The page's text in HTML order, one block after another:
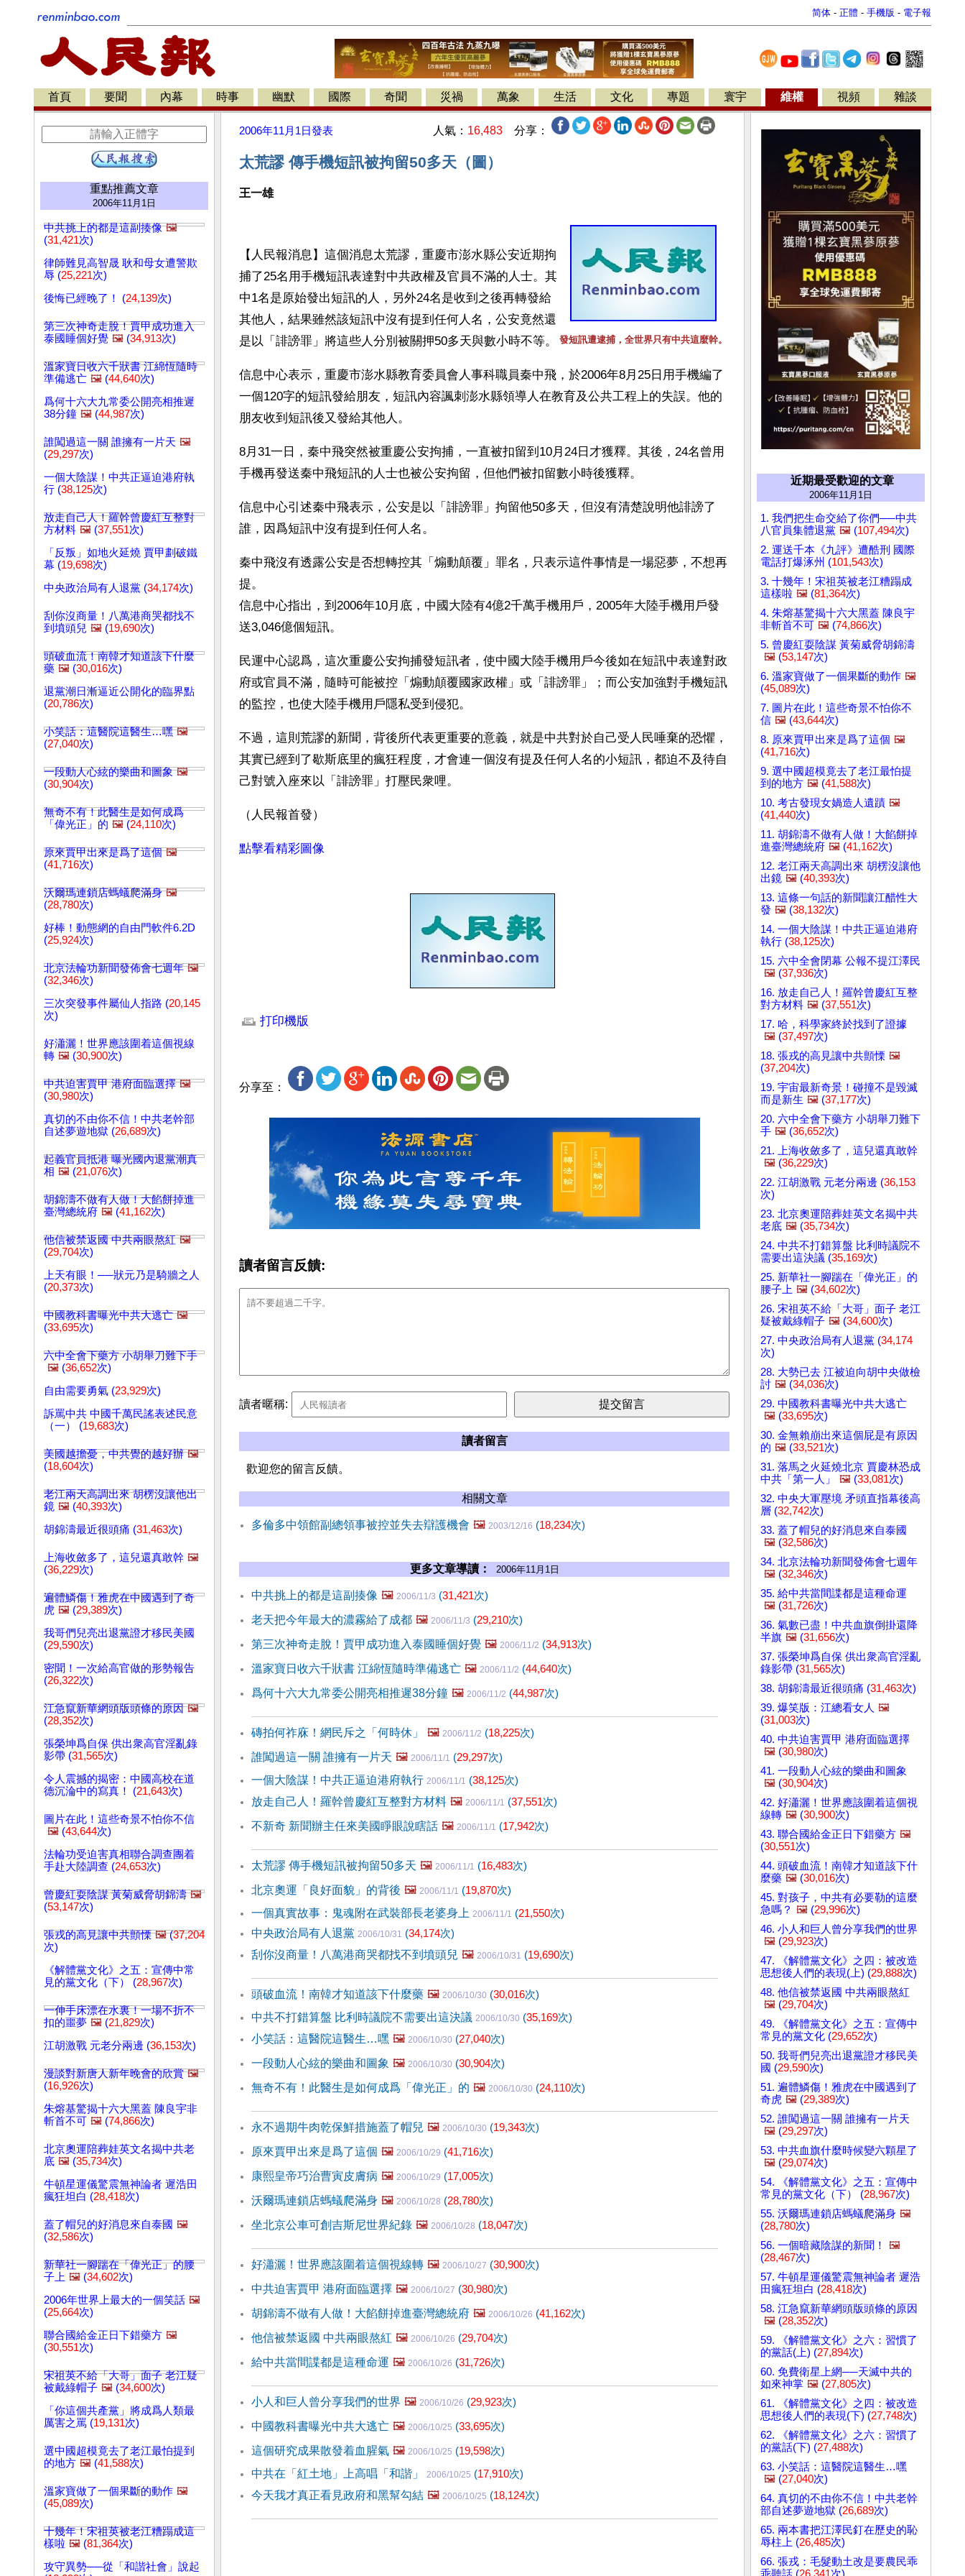
简体 - 正體 - 手機版 - 電子報
首頁 要聞 內幕 時事 幽默 國際 奇聞 災禍 萬象 生活 文化 專題 寰宇 維權 視頻 雜談
重點推薦文章
2006年11月1日
中共挑上的都是這副揍像 🖼️
(31,421次)
律師難見高智晟 耿和母女遭警欺
辱 (25,221次)
後悔已經晚了！ (24,139次)
第三次神奇走脫！賈甲成功進入
泰國睡個好覺 🖼️ (34,913次)
溫家寶日收六千狀書 江綿恆隨時
準備逃亡 🖼️ (44,640次)
爲何十六大九常委公開亮相推遲
38分鐘 🖼️ (44,987次)
誰闖過這一關 誰擁有一片天 🖼️
(29,297次)
一個大陰謀！中共正逼迫港府執
行 (38,125次)
放走自己人！羅幹曾慶紅互整對
方材料 🖼️ (37,551次)
「反叛」如地火延燒 賈甲劃破鐵
幕 (19,698次)
中央政治局有人退黨 (34,174次)
刮你沒商量！八萬港商哭都找不
到墳頭兒 🖼️ (19,690次)
頭破血流！南韓才知道該下什麼
藥 🖼️ (30,016次)
退黨潮日漸逼近公開化的臨界點
(20,786次)
小笑話：這醫院這醫生…嘿 🖼️
(27,040次)
一段動人心絃的樂曲和圖象 🖼️
(30,904次)
無奇不有！此醫生是如何成爲
「偉光正」的 🖼️ (24,110次)
原來賈甲出來是爲了這個 🖼️
(41,716次)
沃爾瑪連鎖店螞蟻爬滿身 🖼️
(28,780次)
好棒！動態網的自由門軟件6.2D
(25,924次)
北京法輪功新聞發佈會七週年 🖼️
(32,346次)
三次突發事件屬仙人指路 (20,145
次)
好瀟灑！世界應該圍着這個視線
轉 🖼️ (30,900次)
中共迫害賈甲 港府面臨選擇 🖼️
(30,980次)
真切的不由你不信！中共老幹部
自述夢遊地獄 (26,689次)
起義官員抵港 曝光國內退黨潮真
相 🖼️ (21,076次)
胡錦濤不做有人做！大餡餅掉進
臺灣總統府 🖼️ (41,162次)
他信被禁返國 中共兩眼熬紅 🖼️
(29,704次)
上天有眼！──狀元乃是騎牆之人
(20,373次)
中國教科書曝光中共大逃亡 🖼️
(33,695次)
六中全會下藥方 小胡舉刀難下手
🖼️ (36,652次)
自由需要勇氣 (23,929次)
訴罵中共 中國千萬民謠表述民意
（一） (19,683次)
美國越擔憂，中共覺的越好辦 🖼️
(18,604次)
老江兩天高調出來 胡楞沒讓他出
鏡 🖼️ (40,393次)
胡錦濤最近很頭痛 (31,463次)
上海收斂多了，這兒還真敢幹 🖼️
(36,229次)
遍體鱗傷！雅虎在中國遇到了奇
虎 🖼️ (29,389次)
我哥們兒亮出退黨證才移民美國
(29,590次)
密聞！一次給高官做的形勢報告
(26,322次)
江急竄新華網頭版頭條的原因 🖼️
(28,352次)
張榮坤爲自保 供出衆高官淫亂錄
影帶 (31,565次)
令人震撼的揭密：中國高校在道
德沉淪中的寫真！ (21,643次)
圖片在此！這些奇景不怕你不信
🖼️ (43,644次)
法輪功受迫害真相聯合調查團着
手赴大陸調查 (24,653次)
曾慶紅耍陰謀 黃菊威脅胡錦濤 🖼️
(53,147次)
張戎的高見讓中共顫慄 🖼️(37,204
次)
《解體黨文化》之五：宣傳中常
見的黨文化（下） (28,967次)
一伸手床漂在水裏！一場不折不
扣的噩夢 🖼️ (21,829次)
江胡激戰 元老分兩邊 (36,153次)
漫談對新唐人新年晚會的欣賞 🖼️
(16,926次)
朱熔基驚揭十六大黑蓋 陳良宇非
斬首不可 🖼️ (74,866次)
北京奧運陪葬娃英文名揭中共老
底 🖼️ (35,734次)
牛頓星運儀驚震無神論者 遲浩田
瘋狂坦白 (28,418次)
蓋了帽兒的好消息來自泰國 🖼️
(32,586次)
新華社一腳踹在「偉光正」的腰
子上 🖼️ (34,602次)
2006年世界上最大的一個笑話 🖼️
(25,664次)
聯合國給金正日下錯藥方 🖼️
(30,551次)
宋祖英不給「大哥」面子 老江疑
被戴綠帽子 🖼️ (34,600次)
「你這個共產黨」將成爲人類最
厲害之罵 (19,131次)
選中國超模竟去了老江最怕提到
的地方 🖼️ (41,588次)
溫家寶做了一個果斷的動作 🖼️
(45,089次)
十幾年！宋祖英被老江糟蹋成這
樣啦 🖼️ (81,364次)
攻守異勢──從「和諧社會」說起
2006年11月1日發表 人氣： 16,483 分享：
太荒謬 傳手機短訊被拘留50多天（圖）
王一雄
發短訊遭逮捕，全世界只有中共這麼幹。
【人民報消息】這個消息太荒謬，重慶市澎水縣公安近期拘
捕了25名用手機短訊表達對中共政權及官員不滿的人士。其
中1名是原始發出短訊的人，另外24名是收到之後再轉發給
其他人，結果雖然該短訊中沒有提到任何人名，公安竟然還
是以「誹謗罪」將這些人分別被關押50多天與數小時不等。
信息中心表示，重慶市澎水縣教育委員會人事科職員秦中飛，於2006年8月25日用手機編了
一個120字的短訊發給朋友，短訊內容諷刺澎水縣領導人在教育及公共工程上的失誤。他的
朋友收到短訊後又發給其他人。
8月31一日，秦中飛突然被重慶公安拘捕，一直被扣留到10月24日才獲釋。其後，24名曾用
手機再發送秦中飛短訊的人士也被公安拘留，但他們被扣留數小時後獲釋。
信息中心引述秦中飛表示，公安是以「誹謗罪」拘留他50多天，但沒有清楚說明他誹謗了
誰，因爲短訊中沒有提到任何人名。
秦中飛沒有透露公安是否想轉控其「煽動顛覆」罪名，只表示這件事情是一場惡夢，不想再
提。
信息中心指出，到2006年10月底，中國大陸有4億2千萬手機用戶，2005年大陸手機用戶發
送3,046億個短訊。
民運中心認爲，這次重慶公安拘捕發短訊者，使中國大陸手機用戶今後如在短訊中表達對政
府或官員不滿，隨時可能被控「煽動顛覆國家政權」或「誹謗罪」；而公安加強對手機短訊
的監控，也使大陸手機用戶隱私受到侵犯。
不過，這則荒謬的新聞，背後所代表更重要的意義，就是中共對於自己受人民唾棄的恐懼，
其實已經到了歇斯底里的瘋狂程度，才會連一個沒有提及任何人名的小短訊，都迫不及待自
己對號入座來以「誹謗罪」打壓民衆哩。
（人民報首發）
點擊看精彩圖像
打印機版
分享至：
讀者留言反饋:
讀者暱稱:
讀者留言
歡迎您的留言反饋。
相關文章
多倫多中領館副總領事被控並失去辯護機會 🖼️ 2003/12/16 (18,234次)
更多文章導讀： 2006年11月1日
中共挑上的都是這副揍像 🖼️ 2006/11/3 (31,421次)
老天把今年最大的濃霧給了成都 🖼️ 2006/11/3 (29,210次)
第三次神奇走脫！賈甲成功進入泰國睡個好覺 🖼️ 2006/11/2 (34,913次)
溫家寶日收六千狀書 江綿恆隨時準備逃亡 🖼️ 2006/11/2 (44,640次)
爲何十六大九常委公開亮相推遲38分鐘 🖼️ 2006/11/2 (44,987次)
磚拍何祚庥！網民斥之「何時休」 🖼️ 2006/11/2 (18,225次)
誰闖過這一關 誰擁有一片天 🖼️ 2006/11/1 (29,297次)
一個大陰謀！中共正逼迫港府執行 2006/11/1 (38,125次)
放走自己人！羅幹曾慶紅互整對方材料 🖼️ 2006/11/1 (37,551次)
不新奇 新聞辦主任來美國睜眼說瞎話 🖼️ 2006/11/1 (17,942次)
太荒謬 傳手機短訊被拘留50多天 🖼️ 2006/11/1 (16,483次)
北京奧運「良好面貌」的背後 🖼️ 2006/11/1 (19,870次)
一個真實故事：鬼魂附在武裝部長老婆身上 2006/11/1 (21,550次)
中央政治局有人退黨 2006/10/31 (34,174次)
刮你沒商量！八萬港商哭都找不到墳頭兒 🖼️ 2006/10/31 (19,690次)
頭破血流！南韓才知道該下什麼藥 🖼️ 2006/10/30 (30,016次)
中共不打錯算盤 比利時議院不需要出這決議 2006/10/30 (35,169次)
小笑話：這醫院這醫生…嘿 🖼️ 2006/10/30 (27,040次)
一段動人心絃的樂曲和圖象 🖼️ 2006/10/30 (30,904次)
無奇不有！此醫生是如何成爲「偉光正」的 🖼️ 2006/10/30 (24,110次)
永不過期牛肉乾保鮮措施蓋了帽兒 🖼️ 2006/10/30 (19,343次)
原來賈甲出來是爲了這個 🖼️ 2006/10/29 (41,716次)
康熙皇帝巧治曹寅皮膚病 🖼️ 2006/10/29 (17,005次)
沃爾瑪連鎖店螞蟻爬滿身 🖼️ 2006/10/28 (28,780次)
坐北京公車可創吉斯尼世界紀錄 🖼️ 2006/10/28 (18,047次)
好瀟灑！世界應該圍着這個視線轉 🖼️ 2006/10/27 (30,900次)
中共迫害賈甲 港府面臨選擇 🖼️ 2006/10/27 (30,980次)
胡錦濤不做有人做！大餡餅掉進臺灣總統府 🖼️ 2006/10/26 (41,162次)
他信被禁返國 中共兩眼熬紅 🖼️ 2006/10/26 (29,704次)
給中共當間諜都是這種命運 🖼️ 2006/10/26 (31,726次)
小人和巨人曾分享我們的世界 🖼️ 2006/10/26 (29,923次)
中國教科書曝光中共大逃亡 🖼️ 2006/10/25 (33,695次)
這個研究成果散發着血腥氣 🖼️ 2006/10/25 (19,598次)
中共在「紅土地」上高唱「和諧」
2006/10/25 (17,910次)
今天我才真正看見政府和黑幫勾結 🖼️ 2006/10/25 (18,124次)
近期最受歡迎的文章
2006年11月1日
1. 我們把生命交給了你們──中共
八官員集體退黨 🖼️ (107,494次)
2. 運送千本《九評》遭酷刑 國際
電話打爆涿州 (101,543次)
3. 十幾年！宋祖英被老江糟蹋成
這樣啦 🖼️ (81,364次)
4. 朱熔基驚揭十六大黑蓋 陳良宇
非斬首不可 🖼️ (74,866次)
5. 曾慶紅耍陰謀 黃菊威脅胡錦濤
🖼️ (53,147次)
6. 溫家寶做了一個果斷的動作 🖼️
(45,089次)
7. 圖片在此！這些奇景不怕你不
信 🖼️ (43,644次)
8. 原來賈甲出來是爲了這個 🖼️
(41,716次)
9. 選中國超模竟去了老江最怕提
到的地方 🖼️ (41,588次)
10. 考古發現女媧造人遺蹟 🖼️
(41,440次)
11. 胡錦濤不做有人做！大餡餅掉
進臺灣總統府 🖼️ (41,162次)
12. 老江兩天高調出來 胡楞沒讓他
出鏡 🖼️ (40,393次)
13. 這條一句話的新聞讓江醋性大
發 🖼️ (38,132次)
14. 一個大陰謀！中共正逼迫港府
執行 (38,125次)
15. 六中全會閉幕 公報不提江澤民
🖼️ (37,936次)
16. 放走自己人！羅幹曾慶紅互整
對方材料 🖼️ (37,551次)
17. 哈，科學家終於找到了證據
🖼️ (37,497次)
18. 張戎的高見讓中共顫慄 🖼️
(37,204次)
19. 宇宙最新奇景！碰撞不是毀滅
而是新生 🖼️ (37,177次)
20. 六中全會下藥方 小胡舉刀難下
手 🖼️ (36,652次)
21. 上海收斂多了，這兒還真敢幹
🖼️ (36,229次)
22. 江胡激戰 元老分兩邊 (36,153
次)
23. 北京奧運陪葬娃英文名揭中共
老底 🖼️ (35,734次)
24. 中共不打錯算盤 比利時議院不
需要出這決議 (35,169次)
25. 新華社一腳踹在「偉光正」的
腰子上 🖼️ (34,602次)
26. 宋祖英不給「大哥」面子 老江
疑被戴綠帽子 🖼️ (34,600次)
27. 中央政治局有人退黨 (34,174
次)
28. 大勢已去 江被迫向胡中央做檢
討 🖼️ (34,036次)
29. 中國教科書曝光中共大逃亡
🖼️ (33,695次)
30. 金無賴崩出來這個屁是有原因
的 🖼️ (33,521次)
31. 落馬之火延燒北京 賈慶林恐成
中共「第一人」
🖼️ (33,081次)
32. 中央大軍壓境 矛頭直指幕後高
層 (32,742次)
33. 蓋了帽兒的好消息來自泰國
🖼️ (32,586次)
34. 北京法輪功新聞發佈會七週年
🖼️ (32,346次)
35. 給中共當間諜都是這種命運
🖼️ (31,726次)
36. 氣數已盡！中共血旗倒掛還降
半旗 🖼️ (31,656次)
37. 張榮坤爲自保 供出衆高官淫亂
錄影帶 (31,565次)
38. 胡錦濤最近很頭痛 (31,463次)
39. 爆笑版：江總看女人 🖼️
(31,003次)
40. 中共迫害賈甲 港府面臨選擇
🖼️ (30,980次)
41. 一段動人心絃的樂曲和圖象
🖼️ (30,904次)
42. 好瀟灑！世界應該圍着這個視
線轉 🖼️ (30,900次)
43. 聯合國給金正日下錯藥方 🖼️
(30,551次)
44. 頭破血流！南韓才知道該下什
麼藥 🖼️ (30,016次)
45. 對孩子，中共有必要勒的這麼
急嗎？ 🖼️ (29,996次)
46. 小人和巨人曾分享我們的世界
🖼️ (29,923次)
47. 《解體黨文化》之四：被改造
思想後人們的表現(上) (29,888次)
48. 他信被禁返國 中共兩眼熬紅
🖼️ (29,704次)
49. 《解體黨文化》之五：宣傳中
常見的黨文化 (29,652次)
50. 我哥們兒亮出退黨證才移民美
國 (29,590次)
51. 遍體鱗傷！雅虎在中國遇到了
奇虎 🖼️ (29,389次)
52. 誰闖過這一關 誰擁有一片天
🖼️ (29,297次)
53. 中共血旗什麼時候變六顆星了
🖼️ (29,074次)
54. 《解體黨文化》之五：宣傳中
常見的黨文化（下） (28,967次)
55. 沃爾瑪連鎖店螞蟻爬滿身 🖼️
(28,780次)
56. 一個暗藏陰謀的新聞！
🖼️
(28,467次)
57. 牛頓星運儀驚震無神論者 遲浩
田瘋狂坦白 (28,418次)
58. 江急竄新華網頭版頭條的原因
🖼️ (28,352次)
59. 《解體黨文化》之六：習慣了
的黨話(上) (27,894次)
60. 免費衛星上網──天滅中共的
如來神掌 🖼️ (27,805次)
61. 《解體黨文化》之四：被改造
思想後人們的表現(下) (27,748次)
62. 《解體黨文化》之六：習慣了
的黨話(下) (27,488次)
63. 小笑話：這醫院這醫生…嘿
🖼️ (27,040次)
64. 真切的不由你不信！中共老幹
部自述夢遊地獄 (26,689次)
65. 兩本書把江澤民釘在歷史的恥
辱柱上 (26,485次)
66. 張戎：毛髮動土改是要農民乖
乖聽話 (26,341次)